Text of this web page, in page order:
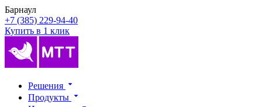
Барнаул
+7 (385) 229-94-40
Купить в 1 клик
Решения
Продукты